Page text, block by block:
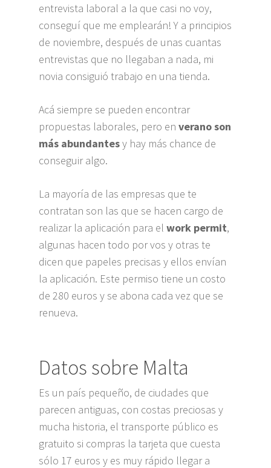
entrevista laboral a la que casi no voy,
conseguí que me emplearán! Y a principios
de noviembre, después de unas cuantas
entrevistas que no llegaban a nada, mi
novia consiguió trabajo en una tienda.
Acá siempre se pueden encontrar
propuestas laborales, pero enverano son
más abundantesy hay más chance de
conseguir algo.
La mayoría de las empresas que te
contratan son las que se hacen cargo de
realizar la aplicación para elwork permit,
algunas hacen todo por vos y otras te
dicen que papeles precisas y ellos envían
la aplicación. Este permiso tiene un costo
de 280 euros y se abona cada vez que se
renueva.
Datos sobre Malta
Es un país pequeño, de ciudades que
parecen antiguas, con costas preciosas y
mucha historia, el transporte público es
gratuito si compras la tarjeta que cuesta
sólo 17 euros y es muy rápido llegar a